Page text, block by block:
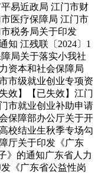
易近政局 江门市财
医疗保障局 江门市
税务局关于印发
知 江残联〔2024〕1
局关于落实小我社
资本和社会保障局
市级就业创业专项资
效】【已失效】江门
市就业创业补助申请
保障部办公厅关于开
校结业生秋季专场勾
厅关于印发《广东
》的通知广东省人力
《广东省公益性岗